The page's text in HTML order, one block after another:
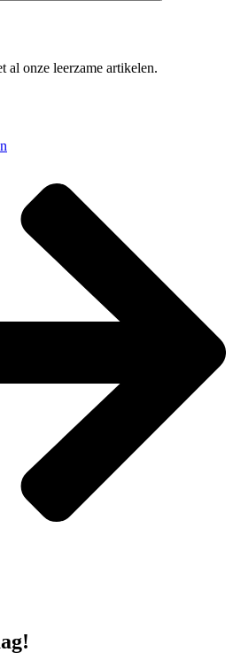
al onze leerzame artikelen.